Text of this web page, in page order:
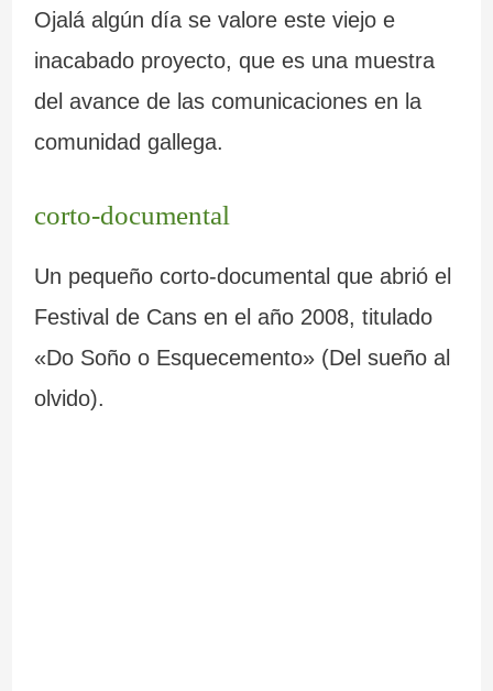
Ojalá algún día se valore este viejo e
inacabado proyecto, que es una muestra
del avance de las comunicaciones en la
comunidad gallega.
corto-documental
Un pequeño corto-documental que abrió el
Festival de Cans en el año 2008, titulado
«Do Soño o Esquecemento» (Del sueño al
olvido).